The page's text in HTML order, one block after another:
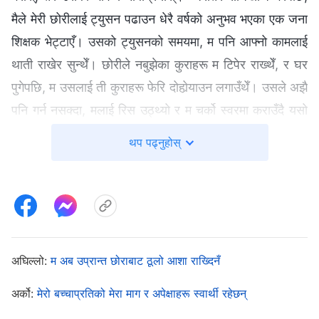
मैले मेरी छोरीलाई ट्युसन पढाउन धेरै वर्षको अनुभव भएका एक जना
शिक्षक भेट्टाएँ। उसको ट्युसनको समयमा, म पनि आफ्नो कामलाई
थाती राखेर सुन्थेँ। छोरीले नबुझेका कुराहरू म टिपेर राख्थेँ, र घर
पुगेपछि, म उसलाई ती कुराहरू फेरि दोहोर्‍याउन लगाउँथेँ। उसले अझै
पनि गर्न नसक्दा, मलाई रिस उठ्थ्यो र म चर्को स्वरमा कराउँदै यसो
भन्थेँ, “यदि तँ यस्तै रहिरहिस् भने, के तँलाई अझै पनि तैँले कुनै
प्रमुख कलेजमा भर्ना पाउँछस् भन्ने लाग्छ?” छोरी डरले पछि हटी, र
सोचेँ, “सायद मैले परिस्थितिलाई आफ्नै लयमा चल्न दिनुपर्छ—उसले
खुकुलो गरेँ भने यसले सोझै उसको भविष्यमा असर गर्नेछ। मैले
अभिभावकको रूपमा आफ्नो जिम्मेवारी पूरा गर्नैपर्छ।” त्यसैले मैले
थप पढ्नुहोस्
अघिल्लो:म अब उप्रान्त छोराबाट ठूलो आशा राख्दिनँ
अर्को:मेरो बच्चाप्रतिको मेरा माग र अपेक्षाहरू स्वार्थी रहेछन्